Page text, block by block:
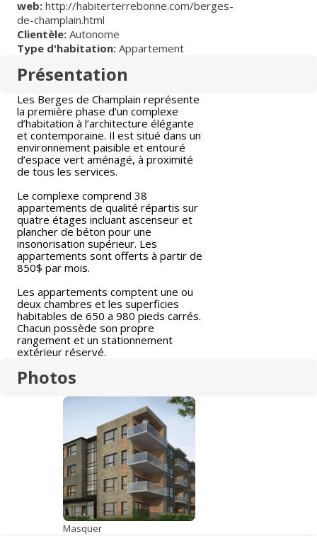
web: http://habiterterrebonne.com/berges-
de-champlain.html
Clientèle: Autonome
Type d'habitation: Appartement
Présentation
Les Berges de Champlain représente
la première phase d’un complexe
d’habitation à l’architecture élégante
et contemporaine. Il est situé dans un
environnement paisible et entouré
d’espace vert aménagé, à proximité
de tous les services.
Le complexe comprend 38
appartements de qualité répartis sur
quatre étages incluant ascenseur et
plancher de béton pour une
insonorisation supérieur. Les
appartements sont offerts à partir de
850$ par mois.
Les appartements comptent une ou
deux chambres et les superficies
habitables de 650 a 980 pieds carrés.
Chacun possède son propre
rangement et un stationnement
extérieur réservé.
Photos
Masquer